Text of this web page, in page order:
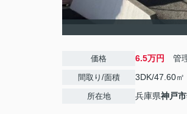
価格 6.5万円 管
間取り/面積 3DK/47.60㎡
所在地 兵庫県神戸